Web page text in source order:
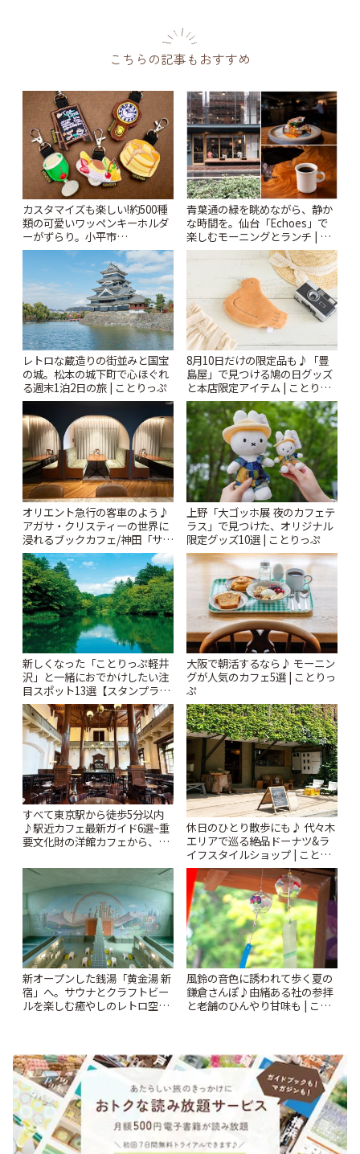
こちらの記事もおすすめ
カスタマイズも楽しい!約500種
類の可愛いワッペンキーホルダ
ーがずらり。小平市
「Kimamaya T&K」 | ことりっ
青葉通の緑を眺めながら、静か
な時間を。仙台「Echoes」で
楽しむモーニングとランチ | こ
とりっぷ
レトロな蔵造りの街並みと国宝
の城。松本の城下町で心ほぐれ
る週末1泊2日の旅 | ことりっぷ
8月10日だけの限定品も♪「豊
島屋」で見つける鳩の日グッズ
と本店限定アイテム | ことりっ
ぷ
オリエント急行の客車のよう♪
アガサ・クリスティーの世界に
浸れるブックカフェ/神田「サロ
ンクリスティ」 | ことりっぷ
上野「大ゴッホ展 夜のカフェテ
ラス」で見つけた、オリジナル
限定グッズ10選 | ことりっぷ
新しくなった「ことりっぷ軽井
沢」と一緒におでかけしたい注
目スポット13選【スタンプラリ
ー開催中】 | ことりっぷ
大阪で朝活するなら♪ モーニン
グが人気のカフェ5選 | ことりっ
ぷ
すべて東京駅から徒歩5分以内
♪駅近カフェ最新ガイド6選~重
要文化財の洋館カフェから、改
りっぷ
休日のひとり散歩にも♪ 代々木
エリアで巡る絶品ドーナツ&ラ
イフスタイルショップ | ことり
っぷ
新オープンした銭湯「黄金湯 新
宿」へ。サウナとクラフトビー
ルを楽しむ癒やしのレトロ空間
風鈴の音色に誘われて歩く夏の
鎌倉さんぽ♪由緒ある社の参拝
と老舗のひんやり甘味も | こと